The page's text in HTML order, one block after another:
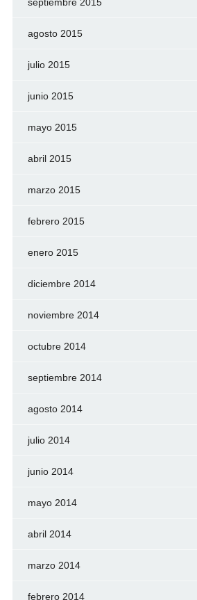
septiembre 2015
agosto 2015
julio 2015
junio 2015
mayo 2015
abril 2015
marzo 2015
febrero 2015
enero 2015
diciembre 2014
noviembre 2014
octubre 2014
septiembre 2014
agosto 2014
julio 2014
junio 2014
mayo 2014
abril 2014
marzo 2014
febrero 2014